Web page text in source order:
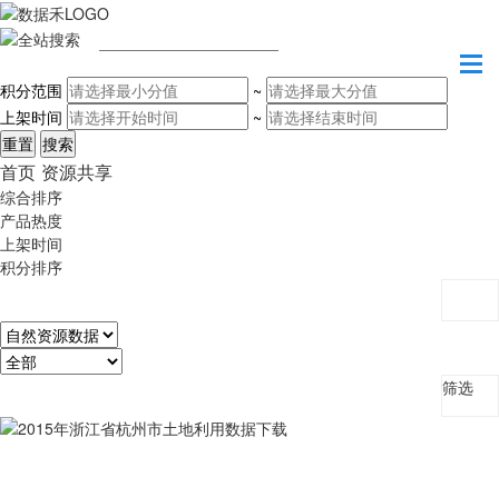
积分范围
~
上架时间
~
首页 资源共享
综合排序
产品热度
上架时间
积分排序
筛选